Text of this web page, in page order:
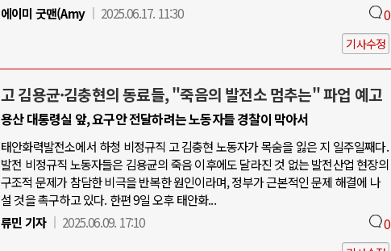
에이미 굿맨(Amy
2025.06.17. 11:30 0
기사수정
고 김용균·김충현의 동료들, "죽음의 발전소 멈추는" 파업 예고
용산 대통령실 앞, 요구안 전달하려는 노동자들 경찰이 막아서
태안화력발전소에서 하청 비정규직 고 김충현 노동자가 목숨을 잃은 지 일주일째다.
발전 비정규직 노동자들은 김용균의 죽음 이후에도 달라진 것 없는 발전산업 현장의
구조적 문제가 참담한 비극을 반복한 원인이라며, 정부가 근본적인 문제 해결에 나
설 것을 촉구하고 있다. 한편 9일 오후 태안화...
류민 기자
2025.06.09. 17:10 0